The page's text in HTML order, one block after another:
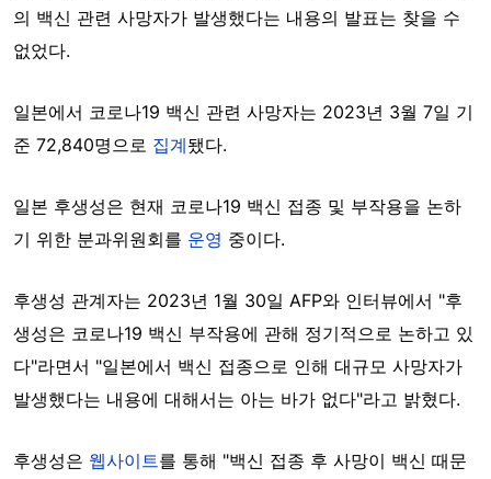
의 백신 관련 사망자가 발생했다는 내용의 발표는 찾을 수
없었다.
일본에서 코로나19 백신 관련 사망자는 2023년 3월 7일 기
준 72,840명으로 집계됐다.
일본 후생성은 현재 코로나19 백신 접종 및 부작용을 논하
기 위한 분과위원회를 운영 중이다.
후생성 관계자는 2023년 1월 30일 AFP와 인터뷰에서 "후
생성은 코로나19 백신 부작용에 관해 정기적으로 논하고 있
다"라면서 "일본에서 백신 접종으로 인해 대규모 사망자가
발생했다는 내용에 대해서는 아는 바가 없다"라고 밝혔다.
후생성은 웹사이트를 통해 "백신 접종 후 사망이 백신 때문